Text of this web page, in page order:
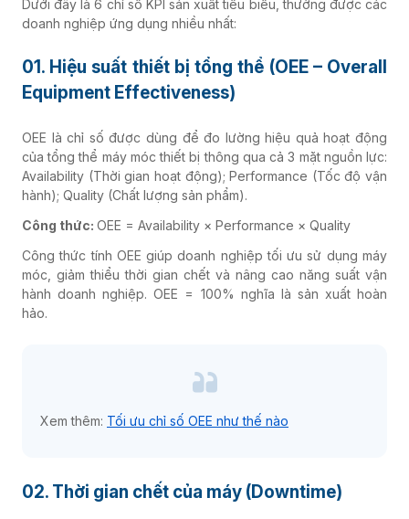
Dưới đây là 6 chỉ số KPI sản xuất tiêu biểu, thường được các
doanh nghiệp ứng dụng nhiều nhất:
01. Hiệu suất thiết bị tổng thể (OEE – Overall
Equipment Effectiveness)
OEE là chỉ số được dùng để đo lường hiệu quả hoạt động
của tổng thể máy móc thiết bị thông qua cả 3 mặt nguồn lực:
Availability (Thời gian hoạt động); Performance (Tốc độ vận
hành); Quality (Chất lượng sản phẩm).
Công thức: OEE = Availability × Performance × Quality
Công thức tính OEE giúp doanh nghiệp tối ưu sử dụng máy
móc, giảm thiểu thời gian chết và nâng cao năng suất vận
hành doanh nghiệp. OEE = 100% nghĩa là sản xuất hoàn
hảo.
Xem thêm: Tối ưu chỉ số OEE như thế nào
02. Thời gian chết của máy (Downtime)